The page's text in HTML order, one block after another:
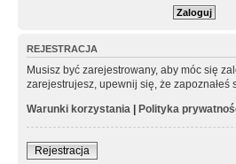
REJESTRACJA
Musisz być zarejestrowany, aby móc się
zarejestrujesz, upewnij się, że
Warunki korzystania | Polityka
Rejestracja